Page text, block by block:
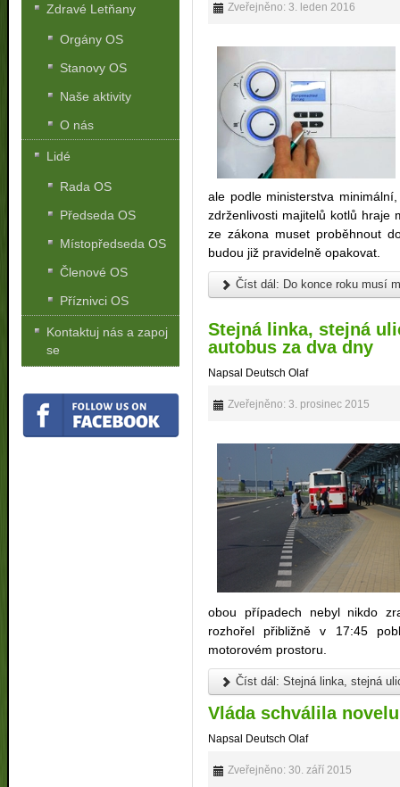
Zveřejněno: 3. leden 2016
ale podle ministerstva
zdrženlivosti majitelů kotlů hraje
ze zákona muset proběhnout
budou již pravidelně opakovat.
Číst dál: Do konce roku musí
Stejná linka, stejná
autobus za dva dny
Napsal Deutsch Olaf
Zveřejněno: 3. prosinec 2015
obou případech nebyl nikdo
rozhořel přibližně v 17:45
motorovém prostoru.
Číst dál: Stejná linka, stejná
Vláda schválila
Napsal Deutsch Olaf
Zveřejněno: 30. září 2015
Zdravé Letňany
Orgány OS
Stanovy OS
Naše aktivity
O nás
Lidé
Rada OS
Předseda OS
Místopředseda OS
Členové OS
Příznivci OS
Kontaktuj nás a zapoj
se